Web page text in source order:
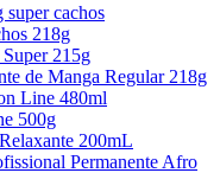
cachos
218g
215g
de Manga Regular 218g
Line 480ml
500g
200mL
Permanente Afro